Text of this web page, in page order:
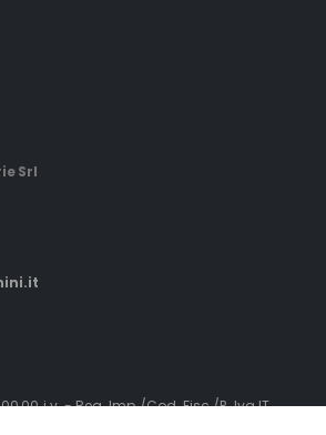
Srl
i.v. - Reg. Imp./Cod. Fisc./P. Iva IT